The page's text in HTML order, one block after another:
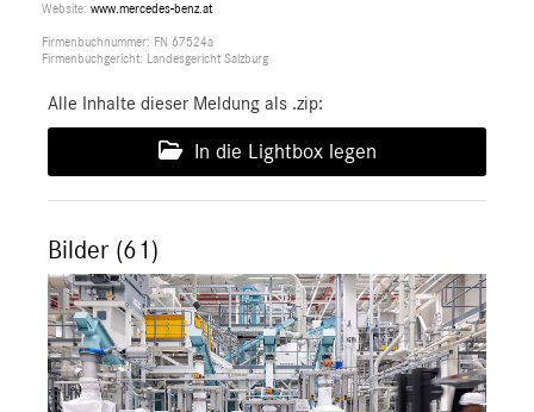
Website: www.mercedes-benz.at
Firmenbuchnummer: FN 67524a
Firmenbuchgericht: Landesgericht Salzburg
Alle Inhalte dieser Meldung als .zip:
In die Lightbox legen
Bilder (61)